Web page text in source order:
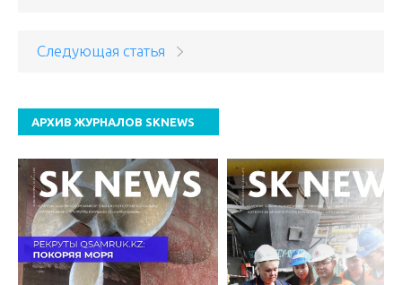
Следующая статья
АРХИВ ЖУРНАЛОВ SKNEWS